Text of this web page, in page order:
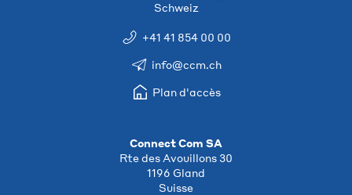
Schweiz
+41 41 854 00 00
info@ccm.ch
Plan d'accès
Connect Com SA
Rte des Avouillons 30
1196 Gland
Suisse